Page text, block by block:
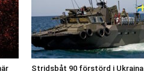
Stridsbåt 90 förstörd i Ukraina